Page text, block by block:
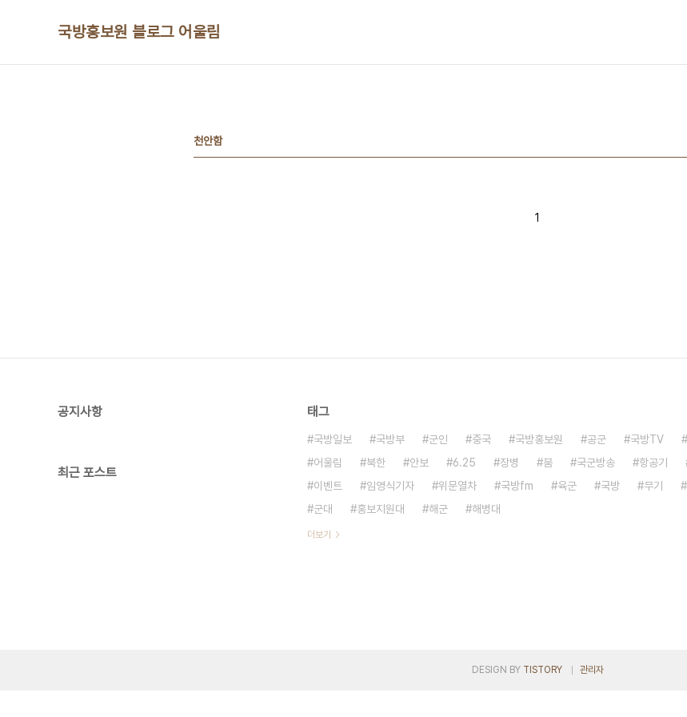
국방홍보원 블로그 어울림
천안함
1
공지사항
최근 포스트
태그
국방일보 국방부 군인 중국 국방홍보원 공군 국방TV
어울림
북한 안보 6.25 장병 붐 국군방송 항공기
이벤트
임영식기자 위문열차 국방fm 육군 국방 무기
군대
홍보지원대 해군 해병대
더보기
DESIGN BY TISTORY 관리자